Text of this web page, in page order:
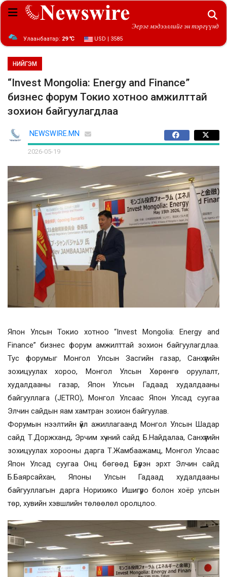
Эерэг мэдээллийг эн тэргүүнд
Улаанбаатар: 29 ℃ USD | 3585
НИЙГЭМ
“Invest Mongolia: Energy and Finance”
бизнес форум Токио хотноо амжилттай
зохион байгуулагдлаа
NEWSWIRE.MN
2026-05-19
Япон Улсын Токио хотноо “Invest Mongolia: Energy and
Finance” бизнес форум амжилттай зохион байгуулагдлаа.
Тус форумыг Монгол Улсын Засгийн газар, Санхүүгийн
зохицуулах хороо, Монгол Улсын Хөрөнгө оруулалт,
худалдааны газар, Япон Улсын Гадаад худалдааны
байгууллага (JETRO), Монгол Улсаас Япон Улсад суугаа
Элчин сайдын яам хамтран зохион байгуулав.
Форумын нээлтийн үйл ажиллагаанд Монгол Улсын Шадар
сайд Т.Доржханд, Эрчим хүчний сайд Б.Найдалаа, Санхүүгийн
зохицуулах хорооны дарга Т.Жамбаажамц, Монгол Улсаас
Япон Улсад суугаа Онц бөгөөд Бүрэн эрхт Элчин сайд
Б.Баярсайхан, Японы Улсын Гадаад худалдааны
байгууллагын дарга Норихико Ишигүро болон хоёр улсын
төр, хувийн хэвшлийн төлөөлөл оролцлоо.